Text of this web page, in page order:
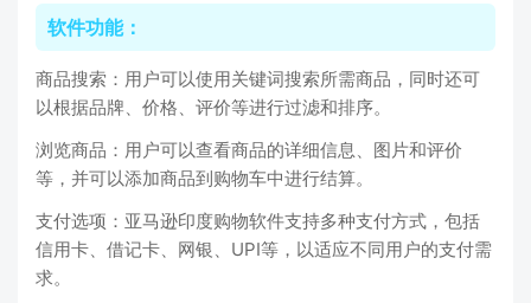
软件功能：
商品搜索：用户可以使用关键词搜索所需商品，同时还可
以根据品牌、价格、评价等进行过滤和排序。
浏览商品：用户可以查看商品的详细信息、图片和评价
等，并可以添加商品到购物车中进行结算。
支付选项：亚马逊印度购物软件支持多种支付方式，包括
信用卡、借记卡、网银、UPI等，以适应不同用户的支付需
求。